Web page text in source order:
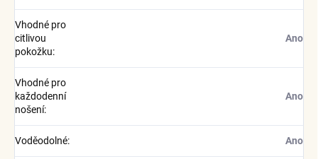
Vhodné pro
citlivou
pokožku:
Ano
Vhodné pro
každodenní
nošení:
Ano
Voděodolné: Ano